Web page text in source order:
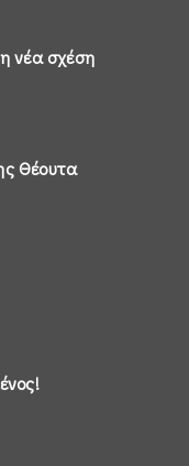
νέα σχέση
Θέουτα